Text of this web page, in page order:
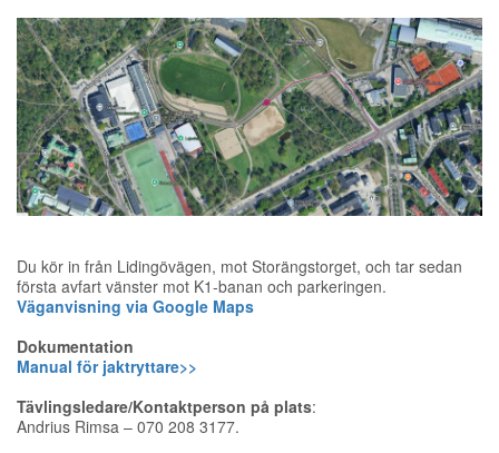
Du kör in från Lidingövägen, mot Storängstorget, och tar sedan
första avfart vänster mot K1-banan och parkeringen.
Väganvisning via Google Maps
Dokumentation
Manual för jaktryttare>>
Tävlingsledare/Kontaktperson på plats:
Andrius Rimsa – 070 208 3177.